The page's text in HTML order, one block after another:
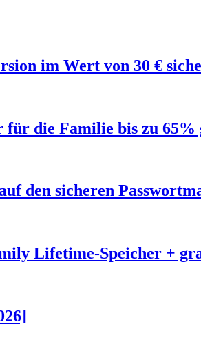
im Wert von 30 €
die Familie bis zu 65%
den sicheren
Lifetime-Speicher +